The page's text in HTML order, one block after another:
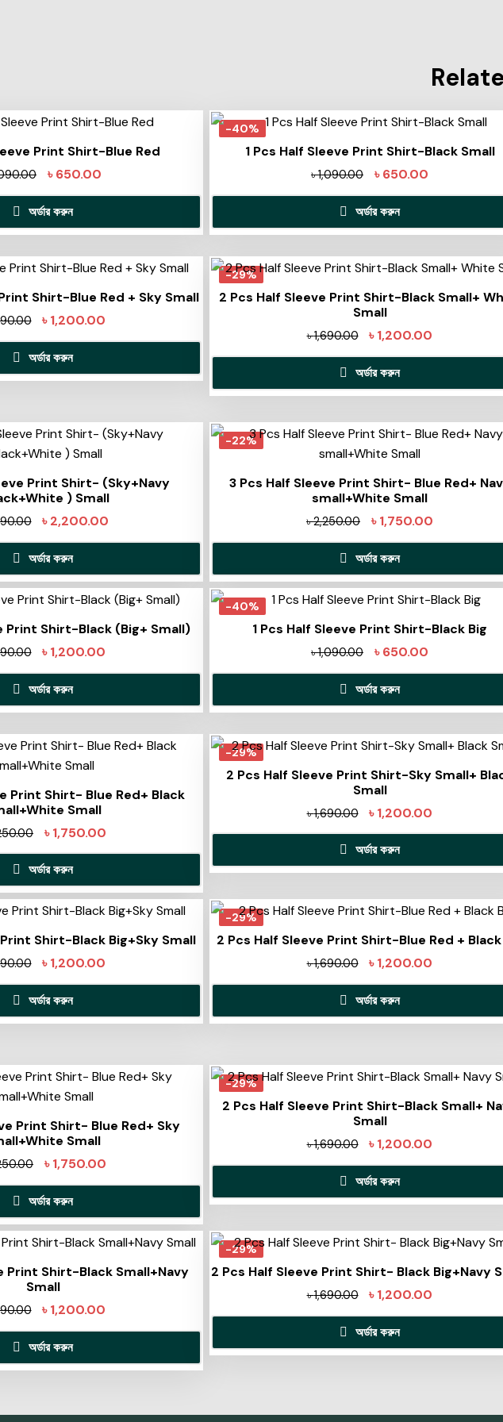
Print Shirt-Blue Red
৳650.00
অর্ডার করুন
-40%
1 Pcs Half Sleeve Print Shirt-Black Small
৳1,090.00 ৳650.00
অর্ডার করুন
Shirt-Blue Red + Sky Small
৳1,200.00
অর্ডার করুন
-29%
2 Pcs Half Sleeve Print Shirt-Black Small+
Small
৳1,690.00 ৳1,200.00
অর্ডার করুন
Print Shirt- (Sky+Navy
) Small
৳2,200.00
অর্ডার করুন
-22%
3 Pcs Half Sleeve Print Shirt- Blue Red+
small+White Small
৳2,250.00 ৳1,750.00
অর্ডার করুন
Print Shirt-Black (Big+ Small)
৳1,200.00
অর্ডার করুন
-40%
1 Pcs Half Sleeve Print Shirt-Black Big
৳1,090.00 ৳650.00
অর্ডার করুন
Print Shirt- Blue Red+ Black
Small
৳1,750.00
অর্ডার করুন
-29%
2 Pcs Half Sleeve Print Shirt-Sky Small+
Small
৳1,690.00 ৳1,200.00
অর্ডার করুন
Shirt-Black Big+Sky Small
৳1,200.00
অর্ডার করুন
-29%
2 Pcs Half Sleeve Print Shirt-Blue Red + Black
৳1,690.00 ৳1,200.00
অর্ডার করুন
Print Shirt- Blue Red+ Sky
Small
৳1,750.00
অর্ডার করুন
-29%
2 Pcs Half Sleeve Print Shirt-Black Small+
Small
৳1,690.00 ৳1,200.00
অর্ডার করুন
Print Shirt-Black Small+Navy
Small
৳1,200.00
অর্ডার করুন
-29%
2 Pcs Half Sleeve Print Shirt- Black Big+Navy
৳1,690.00 ৳1,200.00
অর্ডার করুন